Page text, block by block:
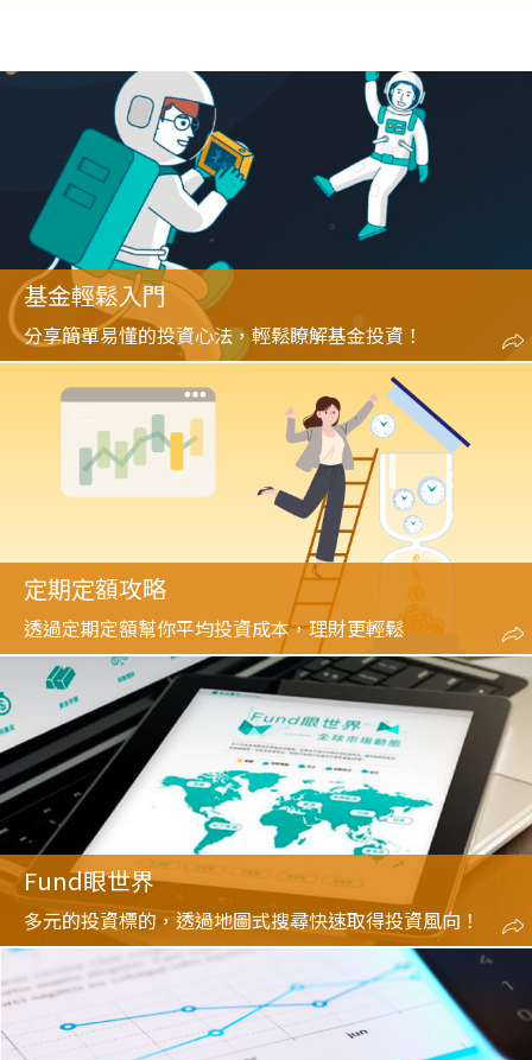
基金輕鬆入門
分享簡單易懂的投資心法，輕鬆瞭解基金投資！
定期定額攻略
透過定期定額幫你平均投資成本，理財更輕鬆
Fund眼世界
多元的投資標的，透過地圖式搜尋快速取得投資風向！